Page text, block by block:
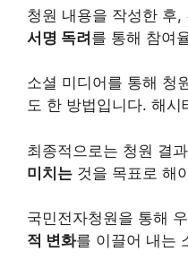
청원 내용을 작성한 후,
서명 독려를 통해 참여
소셜 미디어를 통해 청
도 한 방법입니다. 해시
최종적으로는 청원 결
미치는 것을 목표로 해
국민전자청원을 통해
적 변화를 이끌어 내는